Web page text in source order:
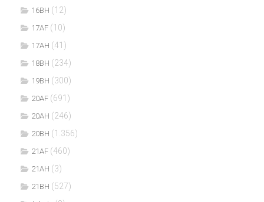
16BH (12)
17AF (10)
17AH (41)
18BH (234)
19BH (300)
20AF (691)
20AH (246)
20BH (1.356)
21AF (460)
21AH (3)
21BH (527)